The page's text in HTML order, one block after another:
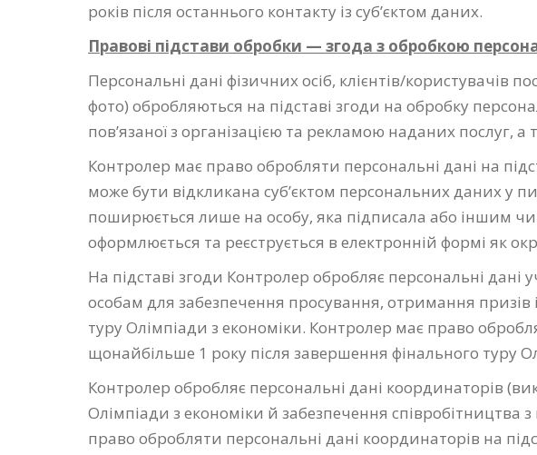
років після останнього контакту із суб’єктом даних.
Правові підстави обробки — згода з обробкою
Персональні дані фізичних осіб, клієнтів/користувачів
фото) обробляються на підставі згоди на обробку
пов’язаної з організацією та рекламою наданих послуг,
Контролер має право обробляти персональні дані на
може бути відкликана суб’єктом персональних даних у
поширюється лише на особу, яка підписала або іншим
оформлюється та реєструється в електронній формі як
На підставі згоди Контролер обробляє персональні дані
особам для забезпечення просування, отримання призів
туру Олімпіади з економіки. Контролер має право
щонайбільше 1 року після завершення фінального туру
Контролер обробляє персональні дані координаторів
Олімпіади з економіки й забезпечення
право обробляти персональні дані координаторів на